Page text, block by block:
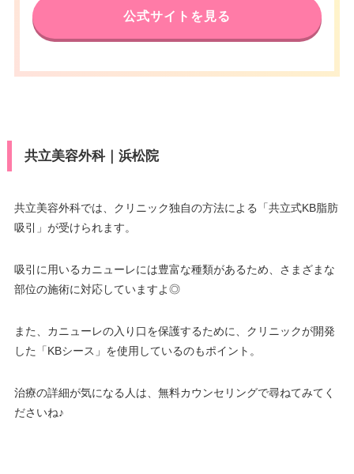
公式サイトを見る
共立美容外科｜浜松院
共立美容外科では、クリニック独自の方法による「共立式KB脂肪
吸引」が受けられます。
吸引に用いるカニューレには豊富な種類があるため、さまざまな
部位の施術に対応していますよ◎
また、カニューレの入り口を保護するために、クリニックが開発
した「KBシース」を使用しているのもポイント。
治療の詳細が気になる人は、無料カウンセリングで尋ねてみてく
ださいね♪